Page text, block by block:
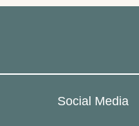
Social Media